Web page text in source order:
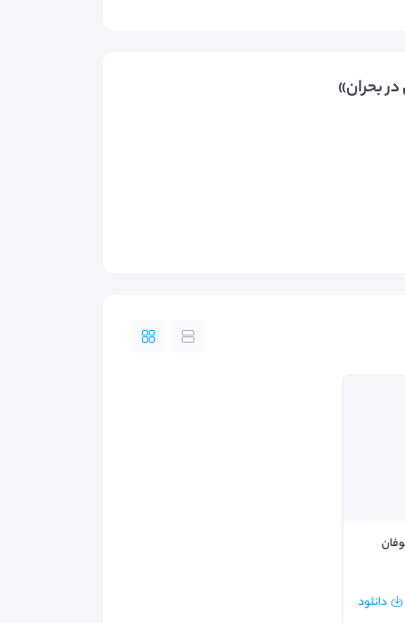
بحران»
دانلود